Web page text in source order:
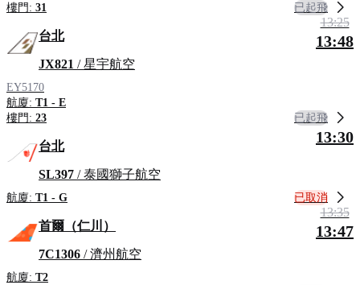
樓門: 31 已起飛
台北
JX821 / 星宇航空
EY5170
航廈: T1 - E
樓門: 23
13:25
13:48
已起飛
台北
SL397 / 泰國獅子航空
航廈: T1 - G
13:30
已取消
首爾（仁川）
7C1306 / 濟州航空
航廈: T2
13:35
13:47